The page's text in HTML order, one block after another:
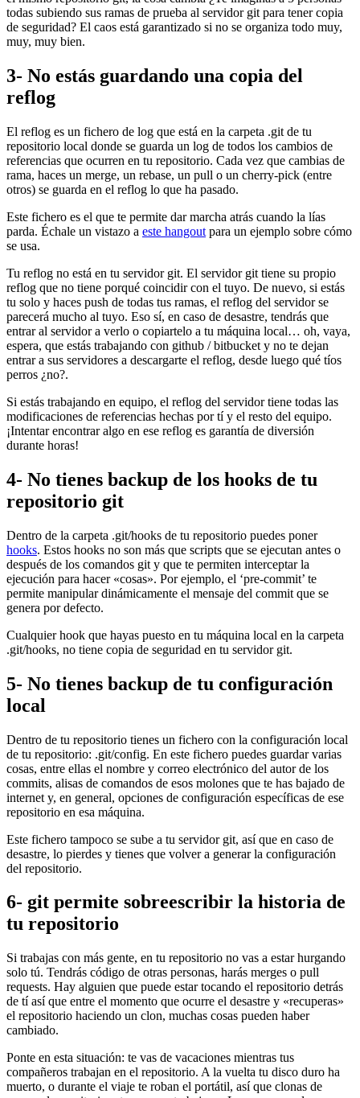
todas subiendo sus ramas de prueba al servidor git para tener copia
de seguridad? El caos está garantizado si no se organiza todo muy,
muy, muy bien.
3- No estás guardando una copia del
reflog
El reflog es un fichero de log que está en la carpeta .git de tu
repositorio local donde se guarda un log de todos los cambios de
referencias que ocurren en tu repositorio. Cada vez que cambias de
rama, haces un merge, un rebase, un pull o un cherry-pick (entre
otros) se guarda en el reflog lo que ha pasado.
Este fichero es el que te permite dar marcha atrás cuando la lías
parda. Échale un vistazo a este hangout para un ejemplo sobre cómo
se usa.
Tu reflog no está en tu servidor git. El servidor git tiene su propio
reflog que no tiene porqué coincidir con el tuyo. De nuevo, si estás
tu solo y haces push de todas tus ramas, el reflog del servidor se
parecerá mucho al tuyo. Eso sí, en caso de desastre, tendrás que
entrar al servidor a verlo o copiartelo a tu máquina local… oh, vaya,
espera, que estás trabajando con github / bitbucket y no te dejan
entrar a sus servidores a descargarte el reflog, desde luego qué tíos
perros ¿no?.
Si estás trabajando en equipo, el reflog del servidor tiene todas las
modificaciones de referencias hechas por tí y el resto del equipo.
¡Intentar encontrar algo en ese reflog es garantía de diversión
durante horas!
4- No tienes backup de los hooks de tu
repositorio git
Dentro de la carpeta .git/hooks de tu repositorio puedes poner
hooks. Estos hooks no son más que scripts que se ejecutan antes o
después de los comandos git y que te permiten interceptar la
ejecución para hacer «cosas». Por ejemplo, el ‘pre-commit’ te
permite manipular dinámicamente el mensaje del commit que se
genera por defecto.
Cualquier hook que hayas puesto en tu máquina local en la carpeta
.git/hooks, no tiene copia de seguridad en tu servidor git.
5- No tienes backup de tu configuración
local
Dentro de tu repositorio tienes un fichero con la configuración local
de tu repositorio: .git/config. En este fichero puedes guardar varias
cosas, entre ellas el nombre y correo electrónico del autor de los
commits, alisas de comandos de esos molones que te has bajado de
internet y, en general, opciones de configuración específicas de ese
repositorio en esa máquina.
Este fichero tampoco se sube a tu servidor git, así que en caso de
desastre, lo pierdes y tienes que volver a generar la configuración
del repositorio.
6- git permite sobreescribir la historia de
tu repositorio
Si trabajas con más gente, en tu repositorio no vas a estar hurgando
solo tú. Tendrás código de otras personas, harás merges o pull
requests. Hay alguien que puede estar tocando el repositorio detrás
de tí así que entre el momento que ocurre el desastre y «recuperas»
el repositorio haciendo un clon, muchas cosas pueden haber
cambiado.
Ponte en esta situación: te vas de vacaciones mientras tus
compañeros trabajan en el repositorio. A la vuelta tu disco duro ha
muerto, o durante el viaje te roban el portátil, así que clonas de